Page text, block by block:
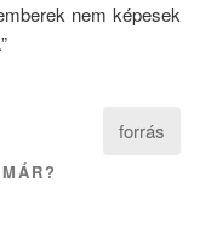
nem képesek
forrás